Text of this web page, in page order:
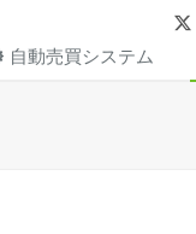
自動売買システム